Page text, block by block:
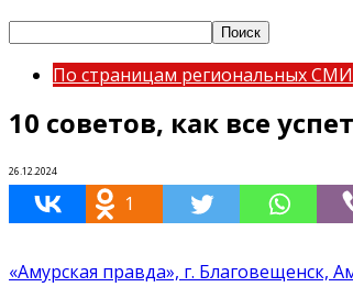
По страницам региональных СМИ
10 советов, как все
26.12.2024
1
«Амурская правда», г. Благовещенск,